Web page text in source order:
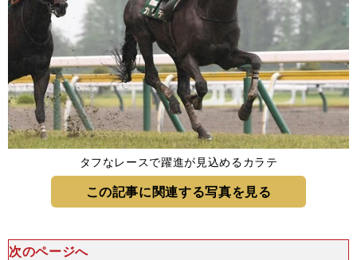
タフなレースで躍進が見込めるカラテ
この記事に関連する写真を見る
次のページへ